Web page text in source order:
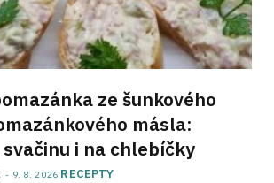
ze šunkového
másla:
i na chlebíčky
9. 8. 2026 RECEPTY